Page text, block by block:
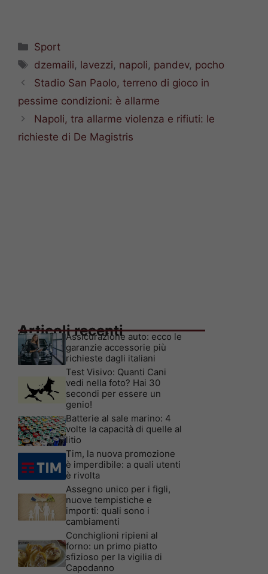
Categorie
Sport
Tag
dzemaili, lavezzi, napoli, pandev, pocho
Stadio San Paolo, terreno di gioco in
pessime condizioni: è allarme
Napoli, tra allarme violenza e rifiuti: le
richieste di De Magistris
Articoli recenti
Assicurazione auto: ecco le
garanzie accessorie più
richieste dagli italiani
Test Visivo: Quanti Cani
vedi nella foto? Hai 30
secondi per essere un
genio!
Batterie al sale marino: 4
volte la capacità di quelle al
litio
Tim, la nuova promozione
è imperdibile: a quali utenti
è rivolta
Assegno unico per i figli,
nuove tempistiche e
importi: quali sono i
cambiamenti
Conchiglioni ripieni al
forno: un primo piatto
sfizioso per la vigilia di
Capodanno